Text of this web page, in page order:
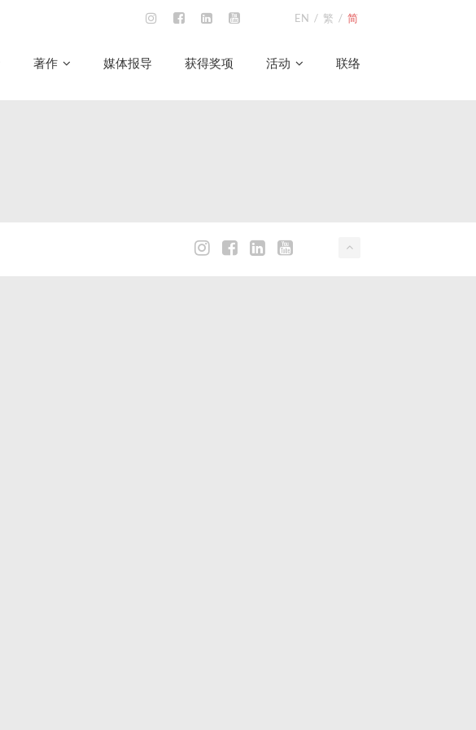
EN / 繁 / 简
著作 媒体报导 获得奖项 活动 联络